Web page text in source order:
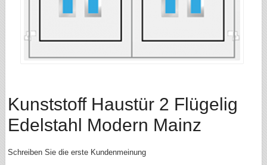
Kunststoff Haustür 2 Flügelig
Edelstahl Modern Mainz
Schreiben Sie die erste Kundenmeinung